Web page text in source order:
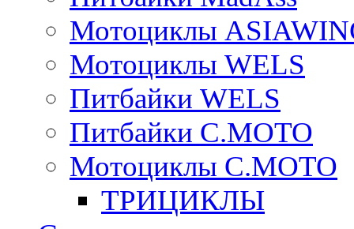
Мотоциклы
Мотоциклы WELS
Питбайки WELS
Питбайки C.MOTO
Мотоциклы C.MOTO
ТРИЦИКЛЫ